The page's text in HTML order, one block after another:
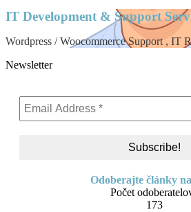
IT Development & Support
Wordpress / Woocommerce Support , IT
Newsletter
Odoberajte články
Počet
173